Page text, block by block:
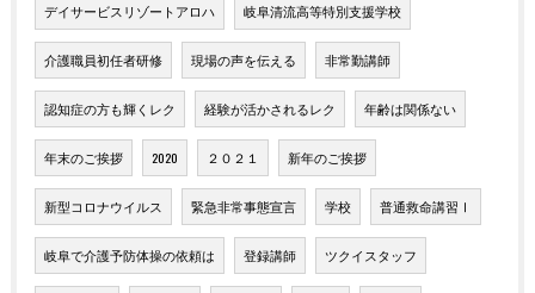
デイサービスリゾートアロハ 岐阜清流高等特別支援学校
介護職員初任者研修 現場の声を伝える 非常勤講師
認知症の方も輝くレク 経験が活かされるレク 年齢は関係ない
年末のご挨拶 2020 ２０２１ 新年のご挨拶
新型コロナウイルス 緊急非常事態宣言 学校 普通救命講習Ⅰ
岐阜で介護予防体操の依頼は 登録講師 ツクイスタッフ